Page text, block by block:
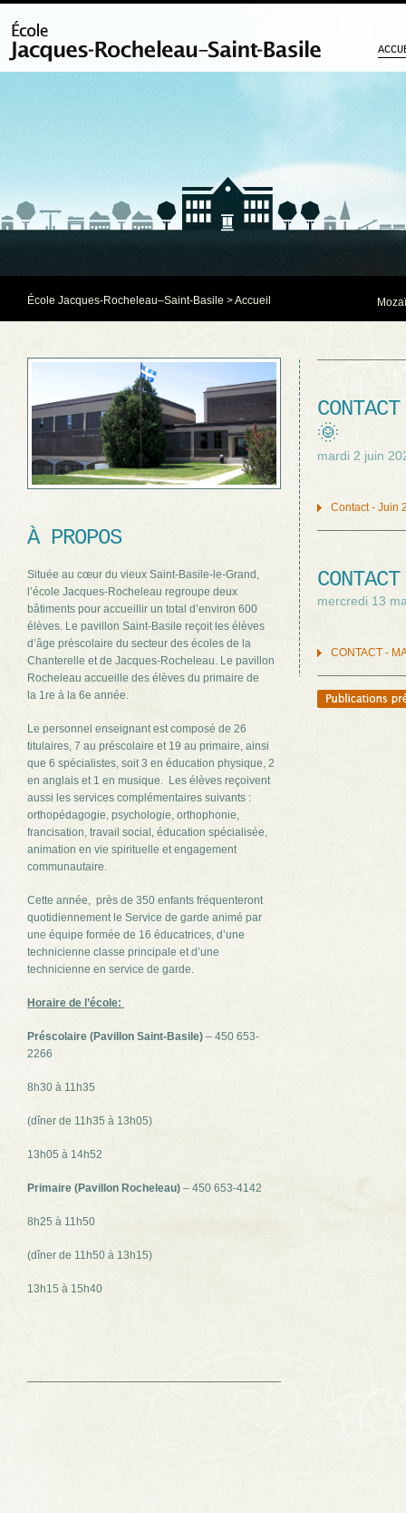
École Jacques-Rocheleau–Saint-Basile > Accueil
À PROPOS
Située au cœur du vieux Saint-Basile-le-Grand,
l’école Jacques-Rocheleau regroupe deux
bâtiments pour accueillir un total d’environ 600
élèves. Le pavillon Saint-Basile reçoit les élèves
d’âge préscolaire du secteur des écoles de la
Chanterelle et de Jacques-Rocheleau. Le pavillon
Rocheleau accueille des élèves du primaire de
la 1re à la 6e année.
Le personnel enseignant est composé de 26
titulaires, 7 au préscolaire et 19 au primaire, ainsi
que 6 spécialistes, soit 3 en éducation physique, 2
en anglais et 1 en musique. Les élèves reçoivent
aussi les services complémentaires suivants :
orthopédagogie, psychologie, orthophonie,
francisation, travail social, éducation spécialisée,
animation en vie spirituelle et engagement
communautaire.
Cette année, près de 350 enfants fréquenteront
quotidiennement le Service de garde animé par
une équipe formée de 16 éducatrices, d’une
technicienne classe principale et d’une
technicienne en service de garde.
Horaire de l’école:
Préscolaire (Pavillon Saint-Basile) – 450 653-
2266
8h30 à 11h35
(dîner de 11h35 à 13h05)
13h05 à 14h52
Primaire (Pavillon Rocheleau) – 450 653-4142
8h25 à 11h50
(dîner de 11h50 à 13h15)
13h15 à 15h40
🌞
mardi 2 juin
Contact - Juin
mercredi 13
CONTACT -